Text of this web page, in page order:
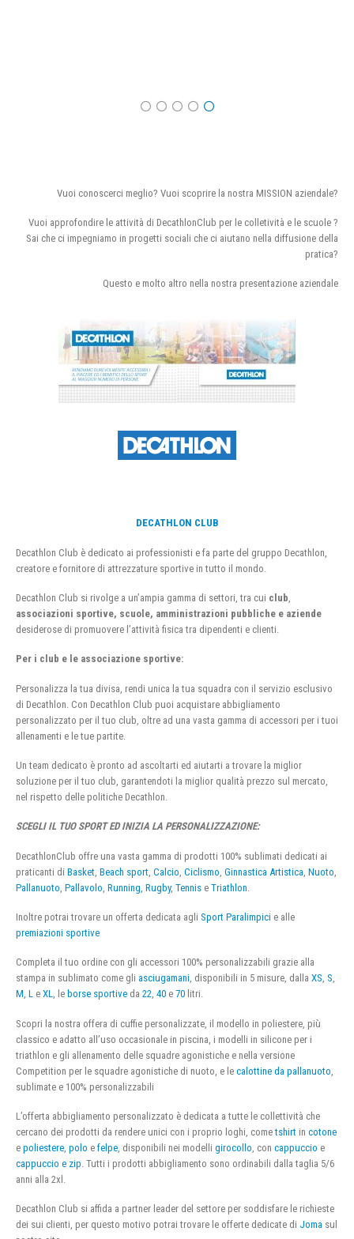
Vuoi conoscerci meglio? Vuoi scoprire la nostra MISSION aziendale?
Vuoi approfondire le attività di DecathlonClub per le colletività e le scuole ?
Sai che ci impegniamo in progetti sociali che ci aiutano nella diffusione della
pratica?
Questo e molto altro nella nostra presentazione aziendale
DECATHLON CLUB
Decathlon Club è dedicato ai professionisti e fa parte del gruppo Decathlon,
creatore e fornitore di attrezzature sportive in tutto il mondo.
Decathlon Club si rivolge a un’ampia gamma di settori, tra cui club
associazioni sportive, scuole, amministrazioni pubbliche e aziende
desiderose di promuovere l’attività fisica tra dipendenti e clienti.
Per i club e le associazione sportive:
Personalizza la tua divisa, rendi unica la tua squadra con il servizio esclusivo
di Decathlon. Con Decathlon Club puoi acquistare abbigliamento
personalizzato per il tuo club, oltre ad una vasta gamma di accessori per i tuoi
allenamenti e le tue partite.
Un team dedicato è pronto ad ascoltarti ed aiutarti a trovare la miglior
soluzione per il tuo club, garantendoti la miglior qualità prezzo sul mercato,
nel rispetto delle politiche Decathlon.
SCEGLI IL TUO SPORT ED INIZIA LA PERSONALIZZAZIONE:
DecathlonClub offre una vasta gamma di prodotti 100% sublimati dedicati ai
praticanti di Basket Beach sport Calcio Ciclismo Ginnastica Artistica Nuoto
Pallanuoto Pallavolo Running Rugby, Tennis e Triathlon
Inoltre potrai trovare un offerta dedicata agli Sport Paralimpici e alle
premiazioni sportive
Completa il tuo ordine con gli accessori 100% personalizzabili grazie alla
stampa in sublimato come gli asciugamani, disponibili in 5 misure, dalla XS, S,
M, L e XL, le borse sportive da 22, 40 e 70 litri.
Scopri la nostra offera di cuffie personalizzate, il modello in poliestere, più
classico e adatto all’uso occasionale in piscina, i modelli in silicone per i
triathlon e gli allenamento delle squadre agonistiche e nella versione
Competition per le squadre agonistiche di nuoto, e le calottine da pallanuoto
sublimate e 100% personalizzabili
L’offerta abbigliamento personalizzato è dedicata a tutte le collettività che
cercano dei prodotti da rendere unici con i proprio loghi, cometshirt in cotone
e poliestere polo e felpe , disponibili nei modelli girocollo , con cappuccio e
cappuccio e zip . Tutti i prodotti abbigliamento sono ordinabili dalla taglia 5/6
anni alla 2xl.
Decathlon Club si affida a partner leader del settore per soddisfare le richieste
dei sui clienti, per questo motivo potrai trovare le offerte dedicate di Joma sul